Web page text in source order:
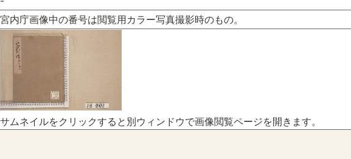
宮内庁画像中の番号は閲覧用カラー写真撮影時のもの。
サムネイルをクリックすると別ウィンドウで画像閲覧ページを開きます。